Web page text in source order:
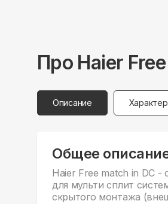
Про Haier
Описание
Общее
Haier Free match in DC -
для мульти сплит
скрытого монтажа